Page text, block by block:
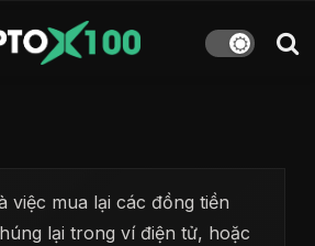
việc mua lại các đồng tiền
lại trong ví điện tử, hoặc